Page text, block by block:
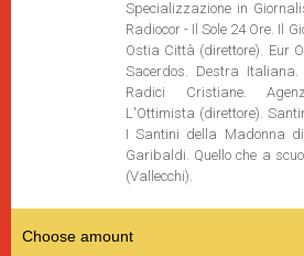
Specializzazione in
Radiocor - Il Sole 24 Ore. Il
Ostia Città (direttore). Eur
Sacerdos. Destra Italiana.
Radici Cristiane.
L'Ottimista (direttore).
I Santini della Madonna
Garibaldi. Quello che a
(Vallecchi).